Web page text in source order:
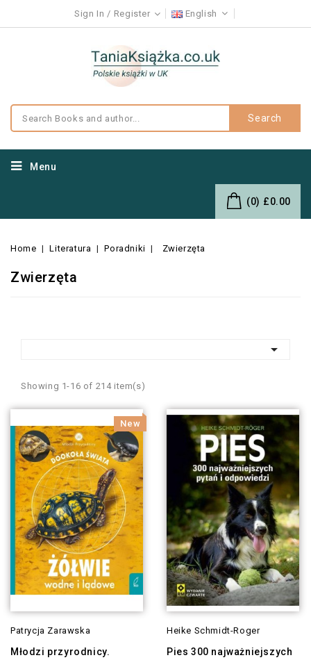
Sign In Register English
Search
Menu
(0) £0.00
Home Literatura Poradniki Zwierzęta
Zwierzęta

Showing 1-16 of 214 item(s)
New
Patrycja Zarawska
Młodzi przyrodnicy.
Heike Schmidt-Roger
Pies 300 najważniejszych